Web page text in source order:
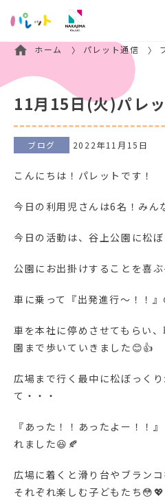
ホーム パレット通信
11月15日(火)パレ
ブログ 2022年11月15日
こんにちは！パレットです！
今日の利用児さんは6名！み
今日の活動は、谷上公園に松
公園にお出掛けすることを喜ぶ
車に乗って『出発進行～！！』
車を本社に停めさせてもらい
園まで歩いていきました😊👍
広場まで行く最中に松ぼっく
て・・・
『あった！！あったよー！！
れました😆🍂
広場に着くと滑り台やブラン
それぞれ楽しむ子どもたち😳💖